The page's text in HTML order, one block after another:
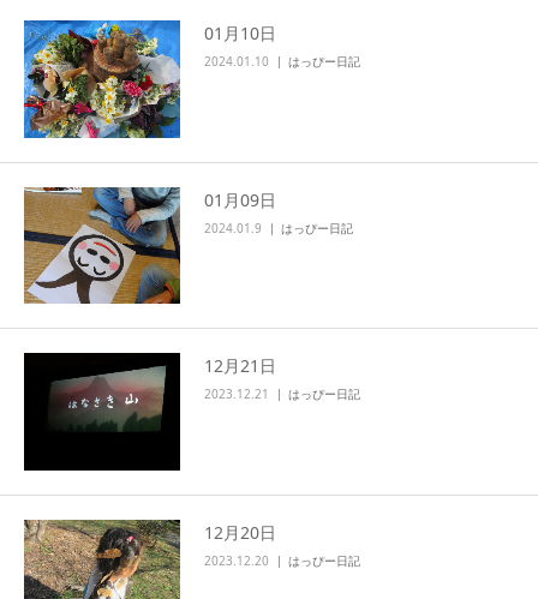
01月10日
2024.01.10 はっぴー日記
01月09日
2024.01.9 はっぴー日記
12月21日
2023.12.21 はっぴー日記
12月20日
2023.12.20 はっぴー日記